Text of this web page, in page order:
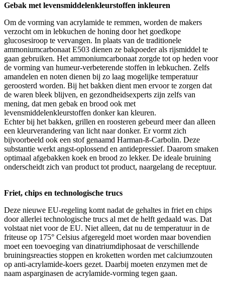
Gebak met levensmiddelenkleurstoffen inkleuren
Om de vorming van acrylamide te remmen, worden de makers
verzocht om in lebkuchen de honing door het goedkope
glucosesiroop te vervangen. In plaats van de traditionele
ammoniumcarbonaat E503 dienen ze bakpoeder als rijsmiddel te
gaan gebruiken. Het ammoniumcarbonaat zorgde tot op heden voor
de vorming van humeur-verbeterende stoffen in lebkuchen. Zelfs
amandelen en noten dienen bij zo laag mogelijke temperatuur
geroosterd worden. Bij het bakken dient men ervoor te zorgen dat
de waren bleek blijven, en gezondheidsexperts zijn zelfs van
mening, dat men gebak en brood ook met
levensmiddelenkleurstoffen donker kan kleuren.
Echter bij het bakken, grillen en roosteren gebeurd meer dan alleen
een kleurverandering van licht naar donker. Er vormt zich
bijvoorbeeld ook een stof genaamd Harman-ß-Carbolin. Deze
substantie werkt angst-oplossend en antidepressief. Daarom smaken
optimaal afgebakken koek en brood zo lekker. De ideale bruining
onderscheidt zich van product tot product, naargelang de receptuur.
Friet, chips en technologische trucs
Deze nieuwe EU-regeling komt nadat de gehaltes in friet en chips
door allerlei technologische trucs al met de helft gedaald was. Dat
volstaat niet voor de EU. Niet alleen, dat nu de temperatuur in de
friteuse op 175° Celsius afgeregeld moet worden maar bovendien
moet een toevoeging van dinatriumdiphosaat de verschillende
bruiningsreacties stoppen en kroketten worden met calciumzouten
op anti-acrylamide-koers gezet. Daarbij moeten enzymen met de
naam asparginasen de acrylamide-vorming tegen gaan.